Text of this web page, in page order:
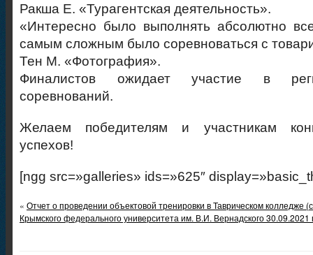
Ракша Е. «Турагентская деятельность».
«Интересно было выполнять абсолютно
самым сложным было соревноваться с
Тен М. «Фотография».
Финалистов ожидает участие в
соревнований.
Желаем победителям и участникам
успехов!
[ngg src=»galleries» ids=»625″
« Отчет о проведении объектовой тренировки в Таврическом колледже
Крымского федерального университета им. В.И. Вернадского 30.09.2021